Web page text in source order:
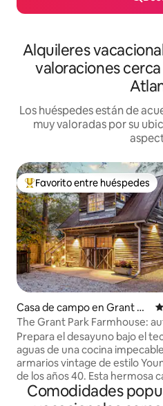
Alquileres
valoraciones
Los huéspedes están de
muy valoradas por su
Favorito entre huéspedes
Favorito entre huéspedes
Casa de campo en Grant Pa
rk
The Grant Park Farmhouse:
encanto sureño
Prepara el desayuno bajo el
aguas de una cocina
armarios vintage de estilo
de los años 40. Esta hermosa
combina revestimientos de
blanca, suelos de madera de
Comodidades